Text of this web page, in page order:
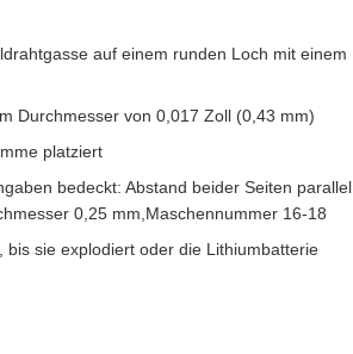
auf einem runden Loch mit einem
Durchmesser von 0,017 Zoll (0,43 mm)
platziert
bedeckt: Abstand beider Seiten parallel
0,25 mm,Maschennummer 16-18
sie explodiert oder die Lithiumbatterie